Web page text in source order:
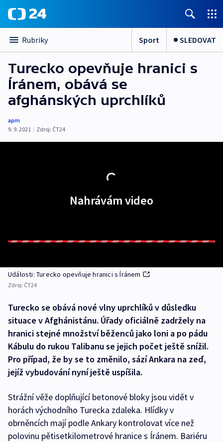
Rubriky Sport SLEDOVAT
Turecko opevňuje hranici s
Íránem, obává se
afghánských uprchlíků
apm
9. 9. 2021 | Zdroj: ČT24
Nahrávám video
Události: Turecko opevňuje hranici s Íránem
Zdroj: ČT24
Turecko se obává nové vlny uprchlíků v důsledku
situace v Afghánistánu. Úřady oficiálně zadržely na
hranici stejné množství běženců jako loni a po pádu
Kábulu do rukou Talibanu se jejich počet ještě snížil.
Pro případ, že by se to změnilo, sází Ankara na zeď,
jejíž vybudování nyní ještě uspíšila.
Strážní věže doplňující betonové bloky jsou vidět v
horách východního Turecka zdaleka. Hlídky v
obrněncích mají podle Ankary kontrolovat více než
polovinu pětisetkilometrové hranice s Íránem. Bariéru